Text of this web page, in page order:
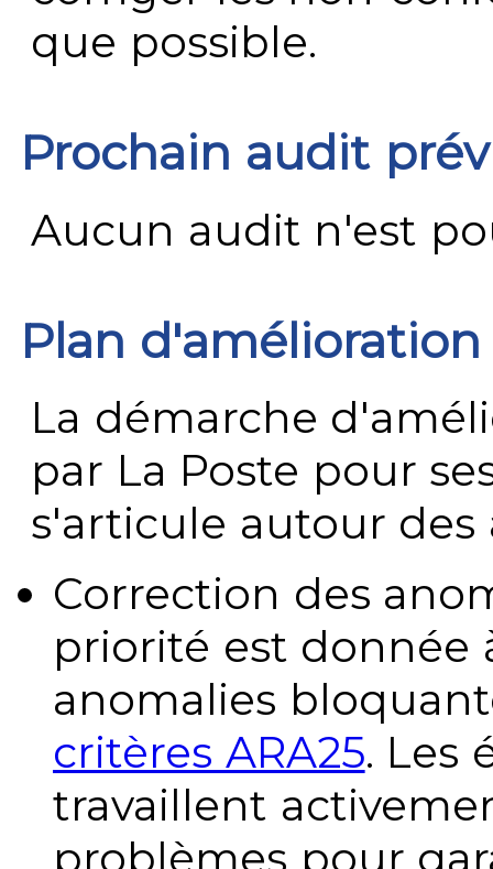
que possible.
Prochain audit
Aucun audit n'est
Plan
La démarche
par La Poste pour
s'articule autour des
Correction des
priorité est donnée
anomalies
critères ARA25. Les
travaillent